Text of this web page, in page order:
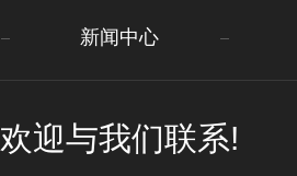
新闻中心
欢迎与我们联系!